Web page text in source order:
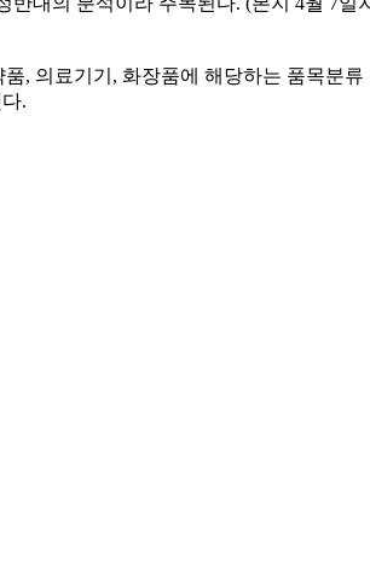
, 의료기기, 화장품에 해당하는 품목분
.